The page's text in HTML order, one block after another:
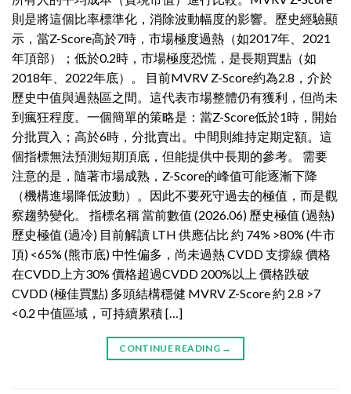
則是將這個比率標準化，消除波動幅度的影響。歷史經驗顯
示，當Z-Score高於7時，市場極度過熱（如2017年、2021
年頂部）；低於0.2時，市場極度恐慌，是長期買點（如
2018年、2022年底）。 目前MVRV Z-Score約為2.8，介於
歷史中值與過熱區之間。這代表市場整體仍有獲利，但尚未
到瘋狂程度。一個簡單的策略是：當Z-Score低於1時，開始
分批買入；高於6時，分批賣出。中間則維持定期定額。這
個指標無法預測短期頂底，但能提供中長期的參考。 需要
注意的是，隨著市場成熟，Z-Score的峰值可能逐漸下降
（機構進場降低波動）。因此不要死守過去的極值，而是觀
察趨勢變化。 指標名稱 當前數值 (2026.06) 歷史極值 (過熱)
歷史極值 (過冷) 目前解讀 LTH 供應佔比 約 74% >80% (牛市
頂) <65% (熊市底) 中性偏多，尚未過熱 CVDD 支撐線 價格
在CVDD上方30% 價格超過CVDD 200%以上 價格跌破
CVDD (極佳買點) 多頭結構穩健 MVRV Z-Score 約 2.8 >7
<0.2 中值區域，可持續累積 […]
CONTINUE READING →